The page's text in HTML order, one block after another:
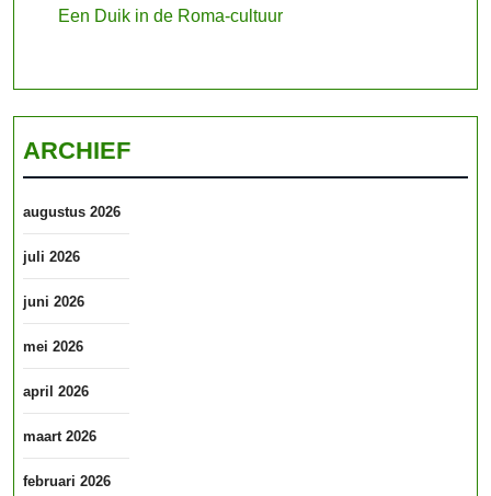
Een Duik in de Roma-cultuur
ARCHIEF
augustus 2026
juli 2026
juni 2026
mei 2026
april 2026
maart 2026
februari 2026